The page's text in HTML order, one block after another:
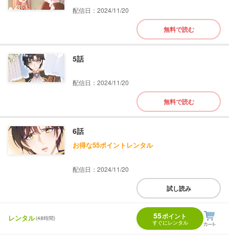
配信日：2024/11/20
無料で読む
5話
配信日：2024/11/20
無料で読む
6話
お得な55ポイントレンタル
配信日：2024/11/20
試し読み
レンタル(48時間) 55ポイント
すぐにレンタル